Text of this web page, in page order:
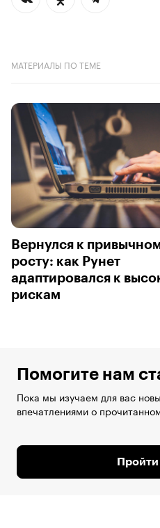
МАТЕРИАЛЫ ПО ТЕМЕ
Вернулся к
росту: как Рунет
адаптировался к
рискам
Помогите нам
Пока мы изучаем для вас
впечатлениями о